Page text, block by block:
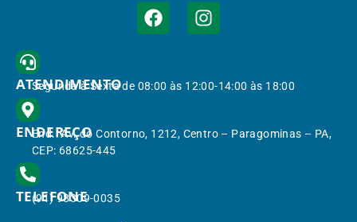
ATENDIMENTO
Segunda à Sexta de 08:00 às 12:00-14:00 às 18:00
ENDEREÇO
End.: Av. do Contorno, 1212, Centro – Paragominas – PA,
CEP: 68625-445
TELEFONE
(91) 98309-0035